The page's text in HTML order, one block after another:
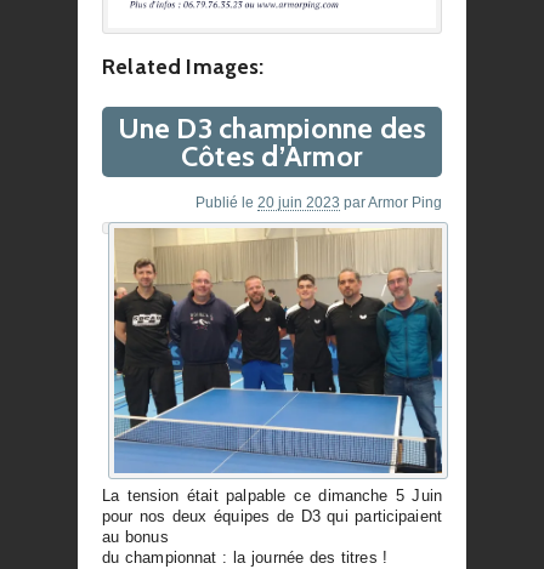
Related Images:
Une D3 championne des
Côtes d’Armor
Publié le 20 juin 2023 parArmor Ping
La tension était palpable ce dimanche 5 Juin
pour nos deux équipes de D3 qui participaient
au bonus
du championnat : la journée des titres !